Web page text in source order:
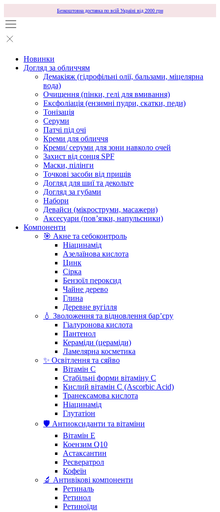
Безкоштовна доставка по всій Україні від 2000 грн
Новинки
Догляд за обличчям
Демакіяж (гідрофільні олії, бальзами, міцелярна
вода)
Очищення (пінки, гелі для вмивання)
Ексфоліація (ензимні пудри, скатки, педи)
Тонізація
Серуми
Патчі під очі
Креми для обличчя
Креми/ серуми для зони навколо очей
Захист від сонця SPF
Маски, пілінги
Точкові засоби від прищів
Догляд для шиї та декольте
Догляд за губами
Набори
Девайси (мікроструми, масажери)
Аксесуари (повʼязки, напульсники)
Компоненти
🎯 Акне та себоконтроль
Ніацинамід
Азелаїнова кислота
Цинк
Сірка
Бензоїл пероксид
Чайне дерево
Глина
Деревне вугілля
💧 Зволоження та відновлення бар’єру
Гіалуронова кислота
Пантенол
Кераміди (цераміди)
Ламелярна косметика
✨ Освітлення та сяйво
Вітамін С
Стабільні форми вітаміну С
Кислий вітамін С (Ascorbic Acid)
Транексамова кислота
Ніацинамід
Глутатіон
🛡️ Антиоксиданти та вітаміни
Вітамін Е
Коензим Q10
Астаксантин
Ресвератрол
Кофеїн
🔬 Антивікові компоненти
Ретиналь
Ретинол
Ретиноїди